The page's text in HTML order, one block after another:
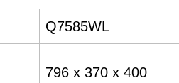
Q7585WL
796 x 370 x 400